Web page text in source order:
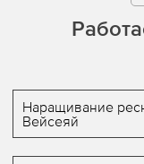
Наращивание
Вейсеяй